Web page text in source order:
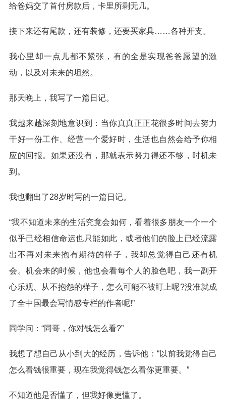
给爸妈交了首付房款后，卡里所剩无几。
接下来还有尾款，还有装修，还要买家具……各种开支。
我心里却一点儿都不紧张，有的全是实现爸爸愿望的激
动，以及对未来的坦然。
那天晚上，我写了一篇日记。
我越来越深刻地意识到：当你真真正正花很多时间去努力
干好一份工作、经营一个爱好时，生活也自然会给予你相
应的回报。如果还没有，那就表示努力得还不够，时机未
到。
我也翻出了28岁时写的一篇日记。
“我不知道未来的生活究竟会如何，看着很多朋友一个一个
似乎已经相信命运也只能如此，或者他们的脸上已经流露
出不再对未来抱有期待的样子，我却总觉得自己还有机
会。机会来的时候，他也会看每个人的脸色吧，我一副开
心乐观、从不抱怨的样子，怎么可能不被盯上呢?没准就成
了全中国最会写情感专栏的作者呢!”
同学问：“同哥，你对钱怎么看?”
我想了想自己从小到大的经历，告诉他：“以前我觉得自己
怎么看钱很重要，现在我觉得钱怎么看你更重要。”
不知道他是否懂了，但我好像更懂了。